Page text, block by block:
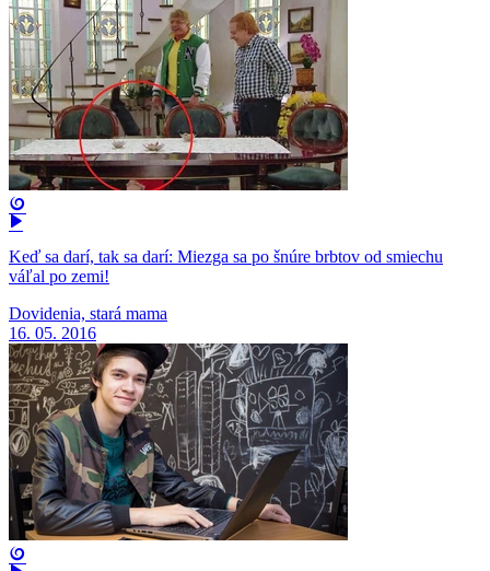
Keď sa darí, tak sa darí: Miezga sa po šnúre brbtov od smiechu
váľal po zemi!
Dovidenia, stará mama
16. 05. 2016